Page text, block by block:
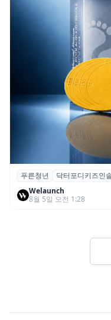
푸른청년, 성장기
디 키즈 인솔’ 출시
푸른청년 닥터포디키즈인
Welaunch
8월 5일 오전 1:28